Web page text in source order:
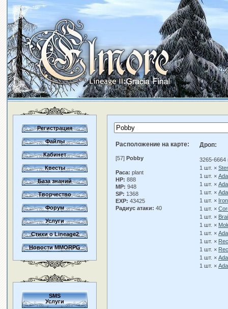
Регистрация
Файлы
Кабинет
Квесты
База знаний
Творчество
Форум
Услуги
Стихи о Lineage2
Новости MMORPG
SMS
Услуги
Расположение на карте:
[57] Pobby
Раса: plant
HP: 888
MP: 948
SP: 1368
EXP: 43425
Радиус атаки: 40
Дроп:
3265-
1 шт. ×
1 шт. ×
1 шт. ×
1 шт. ×
1 шт. ×
1 шт. ×
1 шт. ×
1 шт. ×
1 шт. ×
1 шт. ×
1 шт. ×
1 шт. ×
1 шт. ×